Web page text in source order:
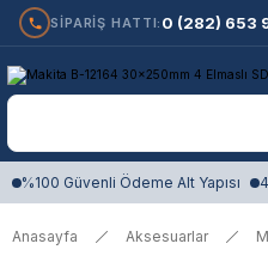
SİPARİŞ HATTI: 0 (282) 653
%100 Güvenli Ödeme Alt Yapısı
Anasayfa Aksesuarlar